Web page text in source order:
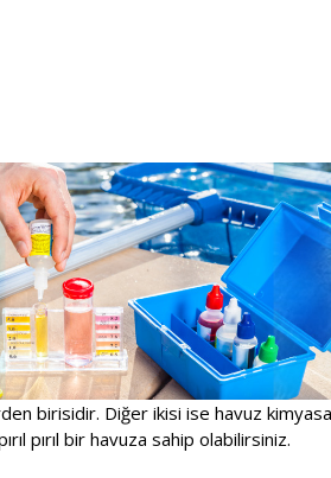
birisidir. Diğer ikisi ise havuz
pırıl bir havuza sahip olabilirsiniz.